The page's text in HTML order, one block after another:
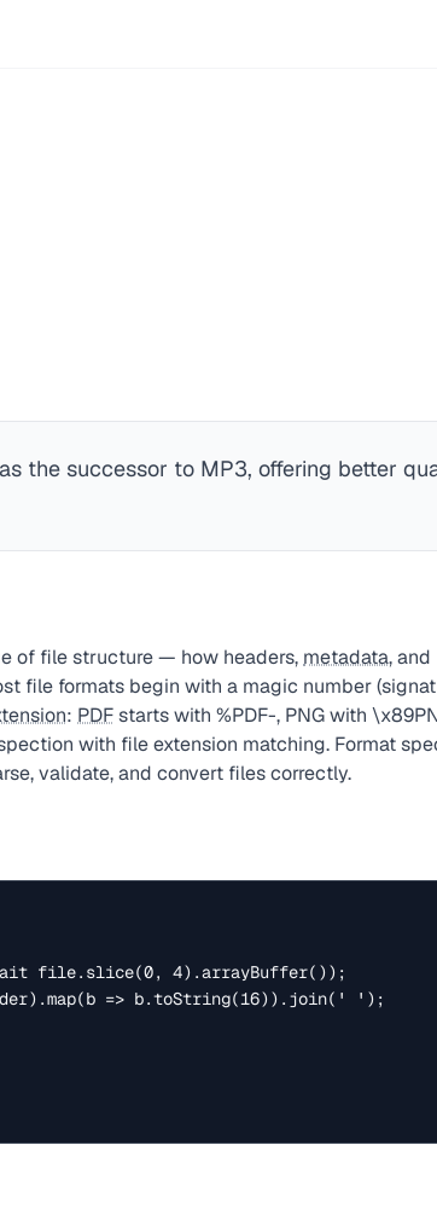
the successor to MP3, offering better
of file structure — how headers, metadata,
file formats begin with a magic number
: PDFstarts with %PDF-, PNG with
with file extension matching. Format
validate, and convert files correctly.
file.slice(0, 4).arrayBuffer());
=> b.toString(16)).join(' ');